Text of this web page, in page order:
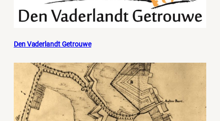
Den Vaderlandt Getrouwe